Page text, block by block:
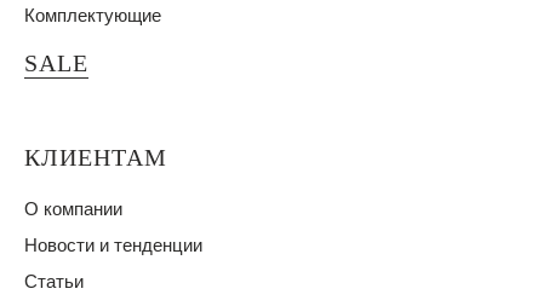
Комплектующие
SALE
КЛИЕНТАМ
О компании
Новости и тенденции
Статьи